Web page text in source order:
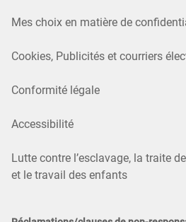
Mes choix en matière de
Cookies, Publicités et courriers
Conformité légale
Accessibilité
Lutte contre l’esclavage, la traite
et le travail des enfants